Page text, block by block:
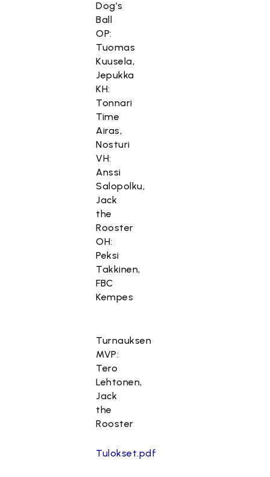
Dog’s
Ball
OP:
Tuomas
Kuusela,
Jepukka
KH:
Tonnari
Time
Airas,
Nosturi
VH:
Anssi
Salopolku,
Jack
the
Rooster
OH:
Peksi
Takkinen,
FBC
Kempes
Turnauksen
MVP:
Tero
Lehtonen,
Jack
the
Rooster
Tulokset.pdf